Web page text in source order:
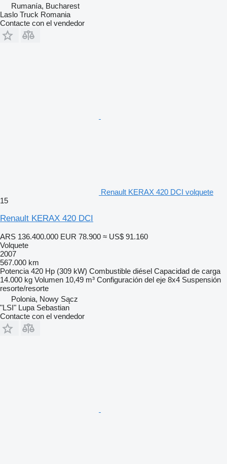
Rumanía, Bucharest
Laslo Truck Romania
Contacte con el vendedor
Renault KERAX 420 DCI volquete
15
Renault KERAX 420 DCI
ARS 136.400.000 EUR 78.900 ≈ US$ 91.160
Volquete
2007
567.000 km
Potencia 420 Hp (309 kW) Combustible diésel Capacidad de carga
14.000 kg Volumen 10,49 m³ Configuración del eje 8x4 Suspensión
resorte/resorte
Polonia, Nowy Sącz
"LSI" Lupa Sebastian
Contacte con el vendedor